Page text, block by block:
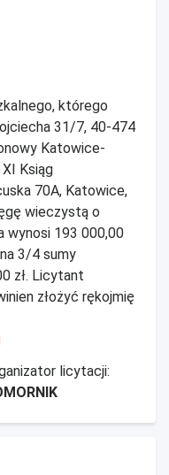
którego
31/7, 40-474
Katowice-
Ksiąg
70A, Katowice,
wieczystą o
wynosi 193 000,00
3/4 sumy
zł. Licytant
złożyć rękojmię
licytacji: